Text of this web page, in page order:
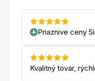
Priaznive ceny
Kvalitný tovar,